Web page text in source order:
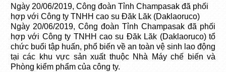
Ngày 20/06/2019, Công đoàn Tỉnh Champasak đã phối
hợp với Công ty TNHH cao su Đăk Lăk (Daklaoruco)
Ngày 20/06/2019, Công đoàn Tỉnh Champasak đã phối
hợp với Công ty TNHH cao su Đăk Lăk (Daklaoruco) tổ
chức buổi tập huấn, phổ biến về an toàn vệ sinh lao động
tại các khu vực sản xuất thuộc Nhà Máy chế biến và
Phòng kiểm phẩm của công ty.